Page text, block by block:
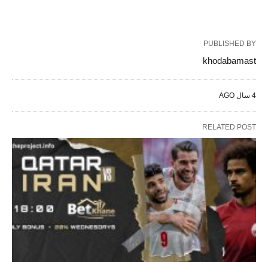
PUBLISHED BY
khodabamast
4 سال AGO
RELATED POST